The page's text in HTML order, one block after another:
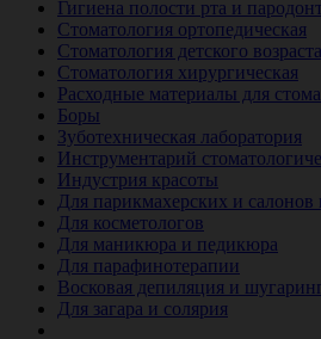
Гигиена полости рта и
Стоматология ортопедическая
Стоматология детского
Стоматология хирургическая
Расходные материалы для
Боры
Зуботехническая лаборатория
Инструментарий
Индустрия красоты
Для парикмахерских и салонов
Для косметологов
Для маникюра и педикюра
Для парафинотерапии
Восковая депиляция и
Для загара и солярия